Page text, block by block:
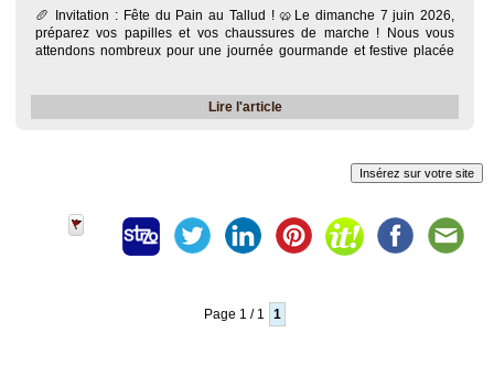
🥖 Invitation : Fête du Pain au Tallud ! 🥨​Le dimanche 7 juin 2026,
préparez vos papilles et vos chaussures de marche ! Nous vous
attendons nombreux pour une journée gourmande et festive placée
Lire l'article
Insérez sur votre site
Page 1 / 1 1